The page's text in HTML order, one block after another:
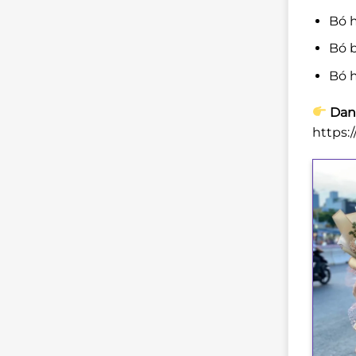
Bó
Bó
Bó